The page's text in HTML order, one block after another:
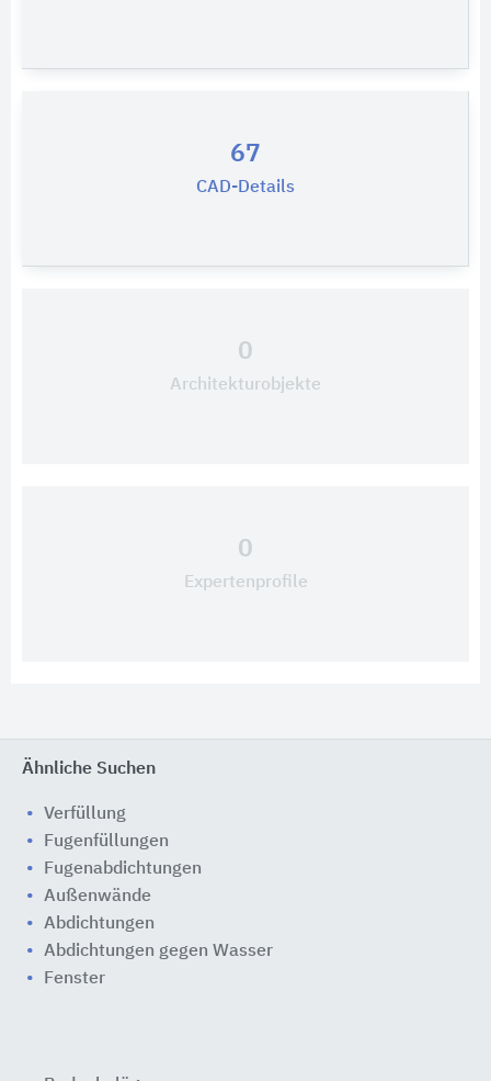
67
CAD-Details
0
Architekturobjekte
0
Expertenprofile
Ähnliche Suchen
Verfüllung
Fugenfüllungen
Fugenabdichtungen
Außenwände
Abdichtungen
Abdichtungen gegen Wasser
Fenster